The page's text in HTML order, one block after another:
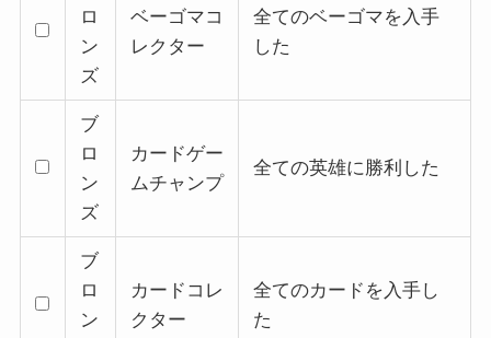
ロ
ン
ズ
ベーゴマコ
レクター
全てのベーゴマを入手
した
ブ
ロ
ン
ズ
カードゲー
ムチャンプ
全ての英雄に勝利した
ブ
ロ
ン
カードコレ
クター
全てのカードを入手し
た